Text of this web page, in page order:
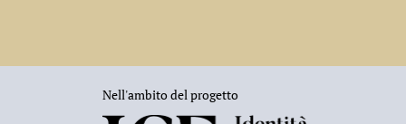
Nell'ambito del progetto